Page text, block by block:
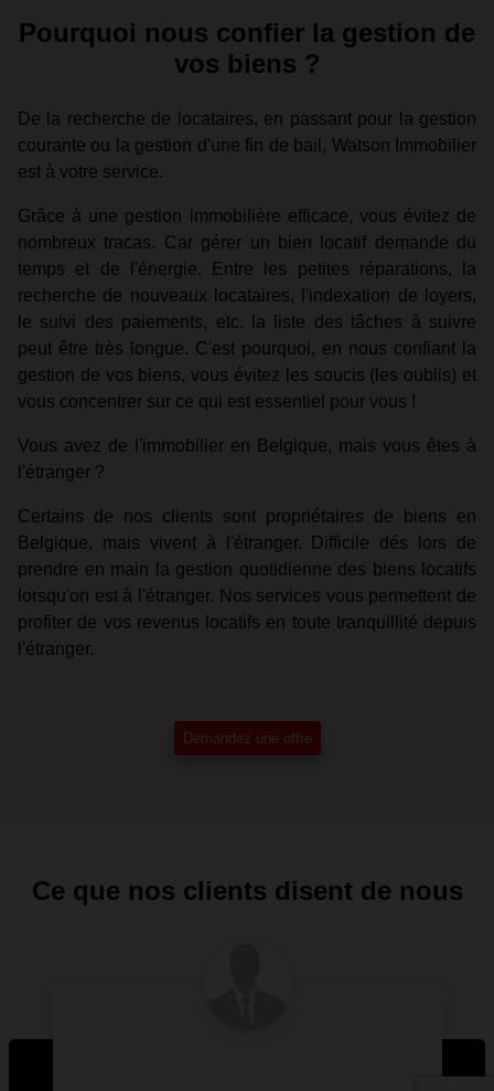
Pourquoi nous confier la gestion de
vos biens ?
De la recherche de locataires, en passant pour la gestion
courante ou la gestion d'une fin de bail, Watson Immobilier
est à votre service.
Grâce à une gestion immobilière efficace, vous évitez de
nombreux tracas. Car gérer un bien locatif demande du
temps et de l'énergie. Entre les petites réparations, la
recherche de nouveaux locataires, l'indexation de loyers,
le suivi des paiements, etc. la liste des tâches à suivre
peut être très longue. C'est pourquoi, en nous confiant la
gestion de vos biens, vous évitez les soucis (les oublis) et
vous concentrer sur ce qui est essentiel pour vous !
Vous avez de l'immobilier en Belgique, mais vous êtes à
l'étranger ?
Certains de nos clients sont propriétaires de biens en
Belgique, mais vivent à l'étranger. Difficile dés lors de
prendre en main la gestion quotidienne des biens locatifs
lorsqu'on est à l'étranger. Nos services vous permettent de
profiter de vos revenus locatifs en toute tranquillité depuis
l'étranger.
Demandez une offre
Ce que nos clients disent de nous